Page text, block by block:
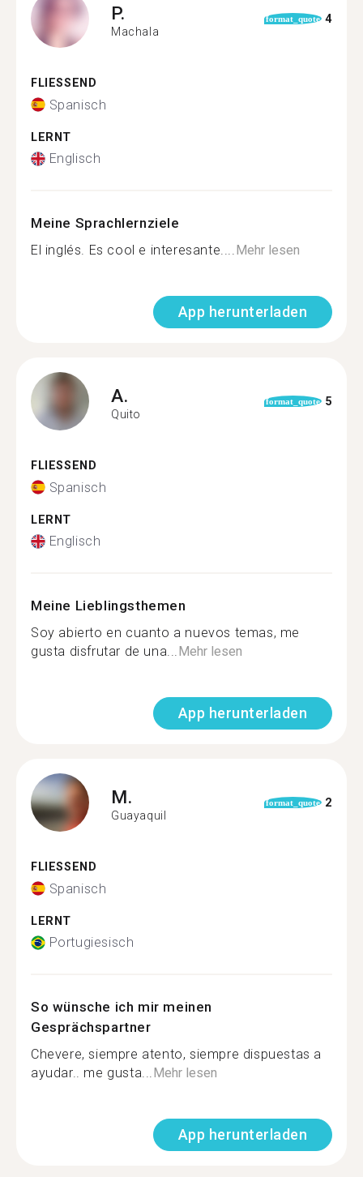
P.
Machala
format_quote 4
FLIESSEND
Spanisch
LERNT
Englisch
Meine Sprachlernziele
El inglés. Es cool e interesante....Mehr lesen
App herunterladen
A.
Quito
format_quote 5
FLIESSEND
Spanisch
LERNT
Englisch
Meine Lieblingsthemen
Soy abierto en cuanto a nuevos temas, me
gusta disfrutar de una...Mehr lesen
App herunterladen
M.
Guayaquil
format_quote 2
FLIESSEND
Spanisch
LERNT
Portugiesisch
So wünsche ich mir meinen
Gesprächspartner
Chevere, siempre atento, siempre dispuestas a
ayudar.. me gusta...Mehr lesen
App herunterladen